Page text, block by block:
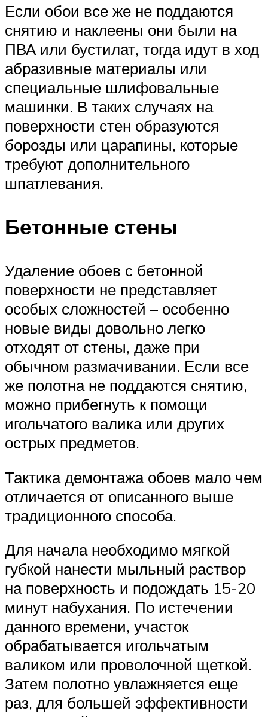
Если обои все же не поддаются
снятию и наклеены они были на
ПВА или бустилат, тогда идут в ход
абразивные материалы или
специальные шлифовальные
машинки. В таких случаях на
поверхности стен образуются
борозды или царапины, которые
требуют дополнительного
шпатлевания.
Бетонные стены
Удаление обоев с бетонной
поверхности не представляет
особых сложностей – особенно
новые виды довольно легко
отходят от стены, даже при
обычном размачивании. Если все
же полотна не поддаются снятию,
можно прибегнуть к помощи
игольчатого валика или других
острых предметов.
Тактика демонтажа обоев мало чем
отличается от описанного выше
традиционного способа.
Для начала необходимо мягкой
губкой нанести мыльный раствор
на поверхность и подождать 15-20
минут набухания. По истечении
данного времени, участок
обрабатывается игольчатым
валиком или проволочной щеткой.
Затем полотно увлажняется еще
раз, для большей эффективности